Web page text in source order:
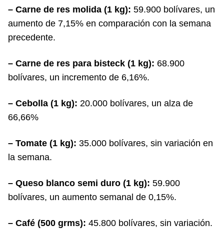
– Carne de res molida (1 kg): 59.900 bolívares, un
aumento de 7,15% en comparación con la semana
precedente.
– Carne de res para bisteck (1 kg): 68.900
bolívares, un incremento de 6,16%.
– Cebolla (1 kg): 20.000 bolívares, un alza de
66,66%
– Tomate (1 kg): 35.000 bolívares, sin variación en
la semana.
– Queso blanco semi duro (1 kg): 59.900
bolívares, un aumento semanal de 0,15%.
– Café (500 grms): 45.800 bolívares, sin variación.